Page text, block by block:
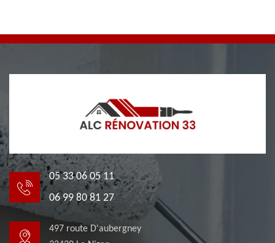
05 33 06 05 11
06 99 80 81 27
497 route D'aubergney